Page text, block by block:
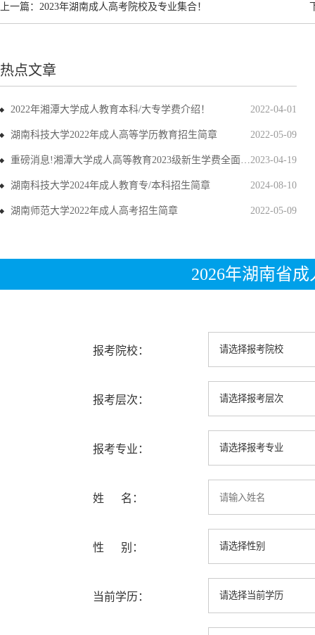
上一篇： 2023年湖南成人高考院校及专业集合！
热点文章
2022-04-01
2022年湘潭大学成人教育本科/大专学费介绍！
2022-05-09
湖南科技大学2022年成人高等学历教育招生简章
2023-04-19
重磅消息!湘潭大学成人高等教育2023级新生学费全面上调
2024-08-10
湖南科技大学2024年成人教育专/本科招生简章
2022-05-09
湖南师范大学2022年成人高考招生简章
2026年湖南省
报考院校：
报考层次：
报考专业：
姓 名：
性 别：
当前学历：